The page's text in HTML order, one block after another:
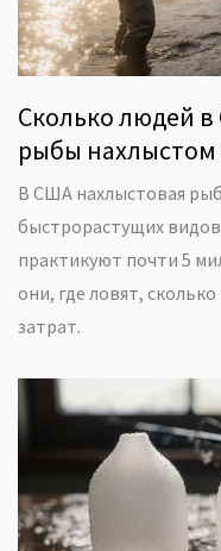
Сколько людей
рыбы нахлыстом
В США нахлыстовая
быстрорастущих видов
практикуют почти 5
они, где ловят,
затрат.